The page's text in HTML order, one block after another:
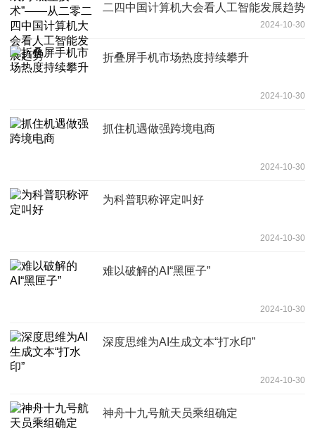
二四中国计算机大会看人工智能发展趋势
2024-10-30
折叠屏手机市场热度持续攀升
2024-10-30
抓住机遇做强跨境电商
2024-10-30
为科普职称评定叫好
2024-10-30
难以破解的AI“黑匣子”
2024-10-30
深度思维为AI生成文本“打水印”
2024-10-30
神舟十九号航天员乘组确定